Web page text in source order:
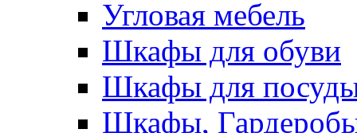
Угловая мебель
Шкафы для обуви
Шкафы для
Шкафы,